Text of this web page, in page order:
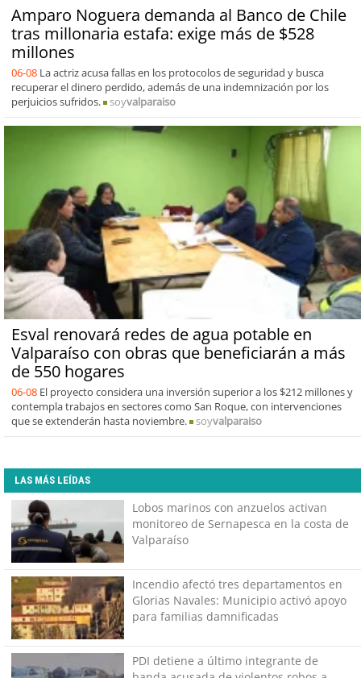
Amparo Noguera demanda al Banco de Chile
tras millonaria estafa: exige más de $528
millones
06-08 La actriz acusa fallas en los protocolos de seguridad y busca
recuperar el dinero perdido, además de una indemnización por los
perjuicios sufridos.
soyvalparaiso
Esval renovará redes de agua potable en
Valparaíso con obras que beneficiarán a más
de 550 hogares
06-08 El proyecto considera una inversión superior a los $212 millones y
contempla trabajos en sectores como San Roque, con intervenciones
que se extenderán hasta noviembre.
soyvalparaiso
LAS MÁS LEÍDAS
Lobos marinos con anzuelos activan
monitoreo de Sernapesca en la costa de
Valparaíso
Incendio afectó tres departamentos en
Glorias Navales: Municipio activó apoyo
para familias damnificadas
PDI detiene a último integrante de